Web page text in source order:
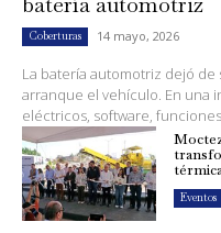
Coberturas 14 mayo, 2026
La batería automotriz dejó
arranque el vehículo. En una
eléctricos, software,
Eventos